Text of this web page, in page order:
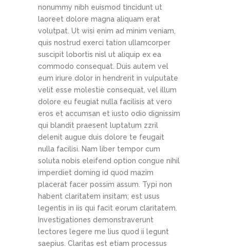
nonummy nibh euismod tincidunt ut
laoreet dolore magna aliquam erat
volutpat. Ut wisi enim ad minim veniam,
quis nostrud exerci tation ullamcorper
suscipit lobortis nisl ut aliquip ex ea
commodo consequat. Duis autem vel
eum iriure dolor in hendrerit in vulputate
velit esse molestie consequat, vel illum
dolore eu feugiat nulla facilisis at vero
eros et accumsan et iusto odio dignissim
qui blandit praesent luptatum zzril
delenit augue duis dolore te feugait
nulla facilisi. Nam liber tempor cum
soluta nobis eleifend option congue nihil
imperdiet doming id quod mazim
placerat facer possim assum. Typi non
habent claritatem insitam; est usus
legentis in iis qui facit eorum claritatem.
Investigationes demonstraverunt
lectores legere me lius quod ii legunt
saepius. Claritas est etiam processus